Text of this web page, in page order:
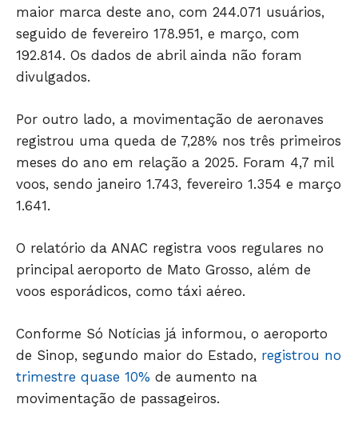
JUNTE-SE NO WHATSAPP
HOME
OPINIÃO
GERAL
EDUCAÇÃO
SAÚDE
maior marca deste ano, com 244.071 usuários,
seguido de fevereiro 178.951, e março, com
192.814. Os dados de abril ainda não foram
divulgados.
Por outro lado, a movimentação de aeronaves
registrou uma queda de 7,28% nos três primeiros
meses do ano em relação a 2025. Foram 4,7 mil
voos, sendo janeiro 1.743, fevereiro 1.354 e março
1.641.
O relatório da ANAC registra voos regulares no
principal aeroporto de Mato Grosso, além de
voos esporádicos, como táxi aéreo.
Conforme Só Notícias já informou, o aeroporto
de Sinop, segundo maior do Estado, registrou no
trimestre quase 10% de aumento na
movimentação de passageiros.